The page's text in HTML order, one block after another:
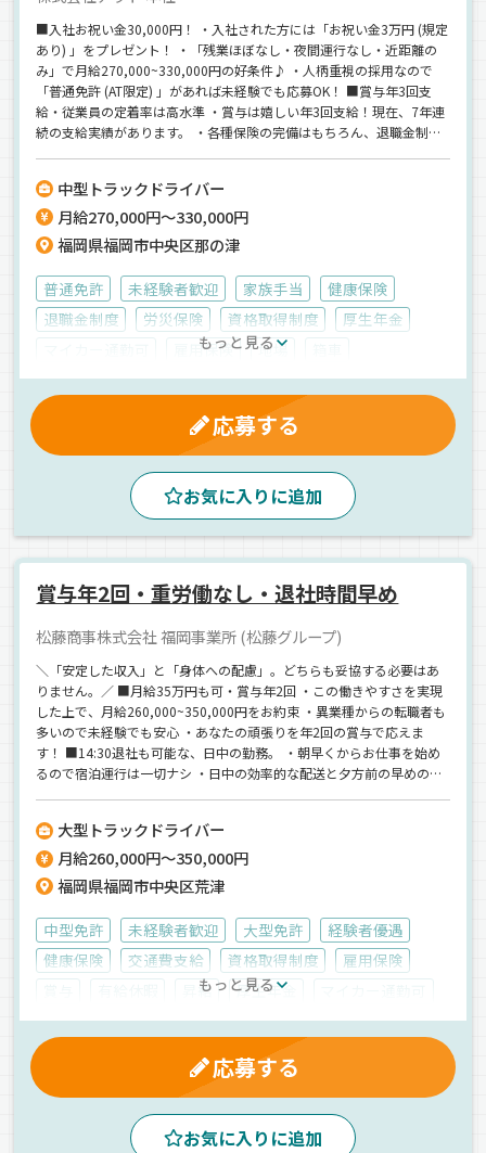
■入社お祝い金30,000円！ ・入社された方には「お祝い金3万円 (規定
あり) 」をプレゼント！ ・「残業ほぼなし・夜間運行なし・近距離の
み」で月給270,000~330,000円の好条件♪ ・人柄重視の採用なので
「普通免許 (AT限定) 」があれば未経験でも応募OK！ ■賞与年3回支
給・従業員の定着率は高水準 ・賞与は嬉しい年3回支給！現在、7年連
続の支給実績があります。 ・各種保険の完備はもちろん、退職金制
可能♪ ■創業65年以上・社員に寄り添う安定企業 ・昭和33年、まだ
足元の悪い砂利道の中、九州から東京への食料品長距離輸送から事業
を開始！ ・「冷凍・チルド・ドライ食品」の輸送業務においてさらな
る強化、加えて新規事業へと常に成長を続けています。 ・従業員の居
心地の良さを大切にしており、助け合いの精神を持つメンバーが多く
在籍するのが当社の特徴です♪まずはお気軽にご応募ください♪
中型トラックドライバー
月給270,000円～330,000円
福岡県福岡市中央区那の津
普通免許 未経験者歓迎 家族手当
健康保険
退職金制度
労災保険 資格取得制度
厚生年金
雇用保険 地場
冷蔵・冷凍車
人材紹介
もっと見る
応募する
お気に入りに追加
賞与年2回・重労働なし・退社時間早め
松藤商事株式会社 福岡事業所 (松藤グループ)
＼「安定した収入」と「身体への配慮」。どちらも妥協する必要はあ
りません。／ ■月給35万円も可・賞与年2回 ・この働きやすさを実現
した上で、月給260,000~350,000円をお約束 ・異業種からの転職者も
多いので未経験でも安心 ・あなたの頑張りを年2回の賞与で応えま
す！ ■14:30退社も可能な、日中の勤務。 ・朝早くからお仕事を始め
るので宿泊運行は一切ナシ ・日中の効率的な配送と夕方前の早めの退
ーの業務が中心で荷役作業はホースの接続やバルブ操作 ・手積みや手
降ろしといった体力勝負の重労働とは無縁 ・多くのドライバーも第一
線で活躍できている理由がここにあります♪
大型トラックドライバー
月給260,000円～350,000円
福岡県福岡市中央区荒津
中型免許 未経験者歓迎 大型免許
経験者優遇
健康保険
交通費支給 資格取得制度
雇用保険
昇給 厚生年金
労災保険
退職金制度 地場
タンクローリー
もっと見る
応募する
お気に入りに追加